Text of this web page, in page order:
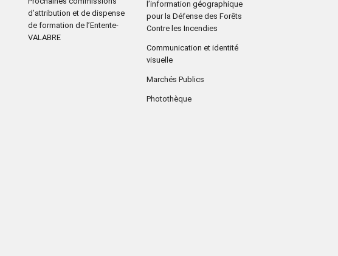
d’attribution et de dispense
de formation de l’Entente-
VALABRE
l’information géographique
pour la Défense des Forêts
Contre les Incendies
Communication et identité
visuelle
Marchés Publics
Photothèque